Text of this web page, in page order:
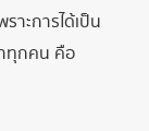
ะการได้เป็น
ทุกคน คือ